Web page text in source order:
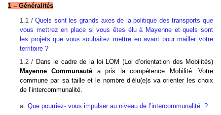
1 – Généralités
1.1 /Quels sont les grands axes de la politique des transports que
vous mettrez en place si vous êtes élu à Mayenne et quels sont
les projets que vous souhaitez mettre en avant pour mailler votre
territoire ?
1.2 / Dans le cadre de la loi LOM (Loi d’orientation des Mobilités)
Mayenne Communauté a pris la compétence Mobilité. Votre
commune par sa taille et le nombre d’élu(e)s va orienter les choix
de l’intercommunalité.
Que pourriez- vous impulser au niveau de l’intercommunalité ?